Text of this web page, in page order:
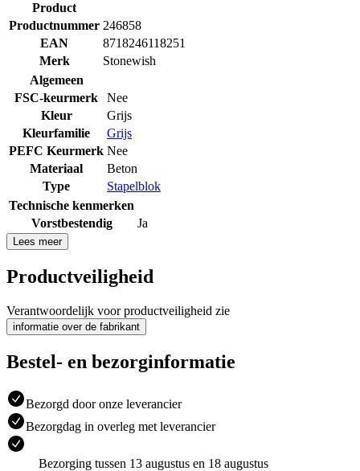
Product
Productnummer 246858
EAN
8718246118251
Merk
Stonewish
Algemeen
FSC-keurmerk
Nee
Kleur
Grijs
Kleurfamilie
Grijs
PEFC Keurmerk Nee
Materiaal
Beton
Type
Stapelblok
Technische kenmerken
Vorstbestendig
Ja
Lees meer
Productveiligheid
Verantwoordelijk voor productveiligheid zie
informatie over de fabrikant
Bestel- en bezorginformatie
Bezorgd door onze leverancier
Bezorgdag in overleg met leverancier
Bezorging tussen 13 augustus en 18 augustus